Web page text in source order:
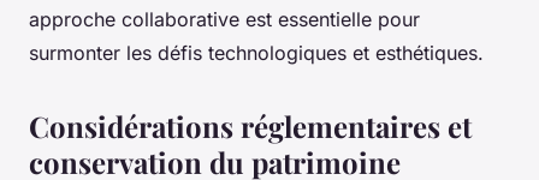
approche collaborative est essentielle pour
surmonter les défis technologiques et esthétiques.
Considérations réglementaires et
conservation du patrimoine